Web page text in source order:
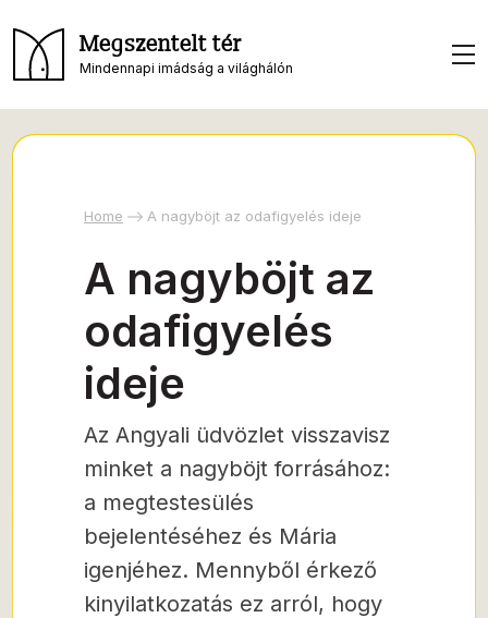
Megszentelt tér
Mindennapi imádság a világhálón
Home A nagyböjt az odafigyelés ideje
A nagyböjt az
odafigyelés
ideje
Az Angyali üdvözlet visszavisz
minket a nagyböjt forrásához:
a megtestesülés
bejelentéséhez és Mária
igenjéhez. Mennyből érkező
kinyilatkozatás ez arról, hogy